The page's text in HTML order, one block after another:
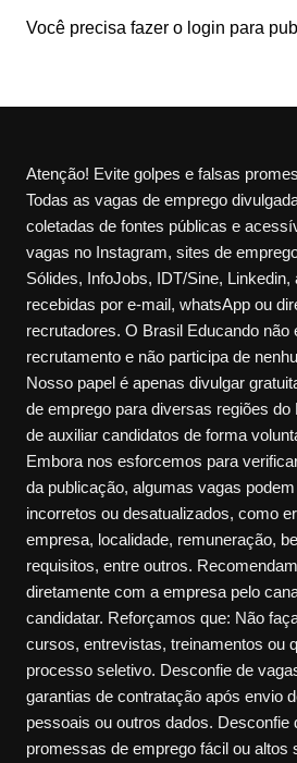
Você precisa fazer o login para
Atenção! Evite golpes e falsas
Todas as vagas de emprego
coletadas de fontes públicas e
vagas no Instagram, sites de
Sólides, InfoJobs, IDT/Sine,
recebidas por e-mail, whatsApp ou
recrutadores. O Brasil Educando não
recrutamento e não participa de
Nosso papel é apenas divulgar
de emprego para diversas regiões
de auxiliar candidatos de forma
Embora nos esforcemos para
da publicação, algumas vagas
incorretos ou desatualizados, como
empresa, localidade, remuneração,
requisitos, entre outros.
diretamente com a empresa pelo
candidatar. Reforçamos que: Não
cursos, entrevistas, treinamentos ou
processo seletivo. Desconfie de
garantias de contratação após envio
pessoais ou outros dados. Desconfie
promessas de emprego fácil ou altos